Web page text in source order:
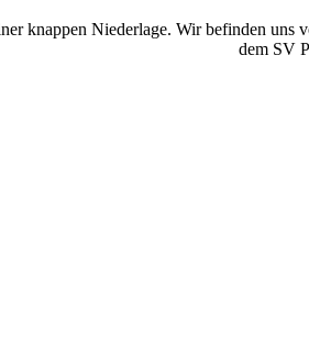
knappen Niederlage. Wir befinden uns
dem SV